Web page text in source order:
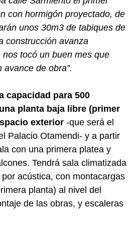
con hormigón proyectado, de
unos 30m3 de tabiques de
construcción avanza
tocó un buen mes que
de obra”.
capacidad para 500
planta baja libre (primer
exterior -que será el
Palacio Otamendi- y a partir
con una primera platea y
Tendrá sala climatizada
acústica, con montacargas
planta) al nivel del
de las obras, y escaleras